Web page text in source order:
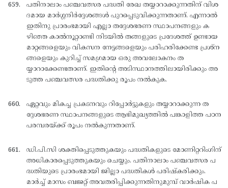
പതിനാലാം പഞ്ചവത്സര പദ്ധതി രേഖ തയ്യാറാക്കുന്നതിന് വിശ
ദമായ മാര്‍ഗ്ഗനിര്‍ദ്ദേശങ്ങള്‍ പുറപ്പെടുവിക്കുന്നതാണ്. എന്നാല്‍
ഇതിനു പ്രാരംഭമായി എല്ലാ തദ്ദേശഭരണ സ്ഥാപനങ്ങളും ക
ഴിഞ്ഞ കാല്‍നൂറ്റാണ്ടി നിടയില്‍ തങ്ങളുടെ പ്രദേശത്ത് ഉണ്ടായ
മാറ്റങ്ങളെയും വികസന നേട്ടങ്ങളെയും പരിഹരിക്കേണ്ട പ്രശ്ന
ങ്ങളെയും കുറിച്ച് സമഗ്രമായ ഒരു അവലോകനം ത
യ്യാറാക്കേണ്ടതാണ്. ഇതിന്റെ അടിസ്ഥാനത്തിലായിരിക്കും അ
ടുത്ത പഞ്ചവത്സര പദ്ധതിക്കു രൂപം നല്‍കുക.
ഏറ്റവും മികച്ച പ്രകടനവും റിപ്പോര്‍ട്ടുകളും തയ്യാറാക്കുന്ന ത
ദ്ദേശഭരണ സ്ഥാപനങ്ങളുടെ ആഭിമുഖ്യത്തില്‍ പങ്കാളിത്ത പഠന
പരമ്പരയ്ക്ക് രൂപം നല്‍കുന്നതാണ്.
ഡി.പി.സി ശക്തിപ്പെടുത്തുകയും പദ്ധതികളുടെ മോണിറ്ററിംഗിന്
അധികാരപ്പെടുത്തുകയും ചെയ്യും. പതിനാലാം പഞ്ചവത്സര പ
ദ്ധതിയുടെ പ്രാരംഭമായി ജില്ലാ പദ്ധതികള്‍ പരിഷ്കരിക്കും.
മാര്‍ച്ച് മാസം ബജറ്റ് അവതരിപ്പിക്കുന്നതിനുമുമ്പ് വാര്‍ഷിക പ